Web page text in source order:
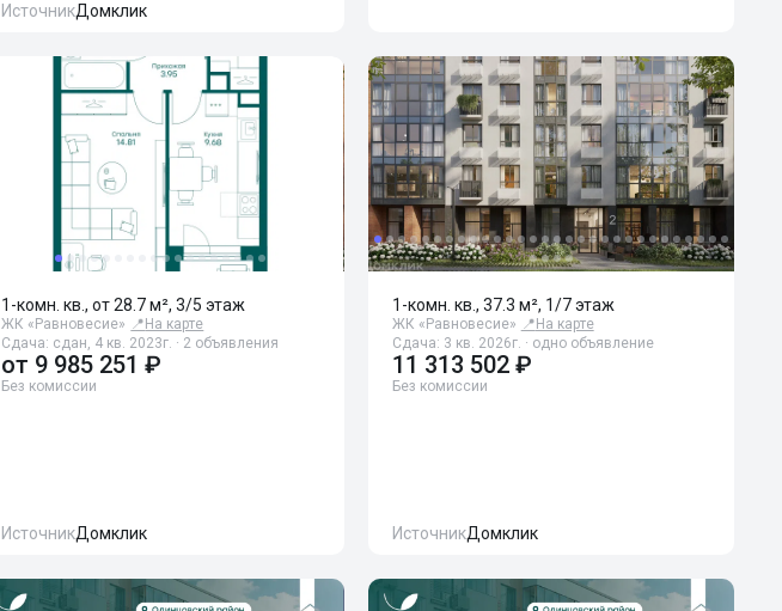
ИсточникДомклик
1-комн. кв., от 28.7 м², 3/5 этаж
ЖК «Равновесие» 📍 На карте
Сдача: сдан, 4 кв. 2023г. · 2 объявления
от 9 985 251 ₽
Без комиссии
ИсточникДомклик
1-комн. кв., 37.3 м², 1/7 этаж
ЖК «Равновесие» 📍 На карте
Сдача: 3 кв. 2026г. · одно объявление
11 313 502 ₽
Без комиссии
ИсточникДомклик